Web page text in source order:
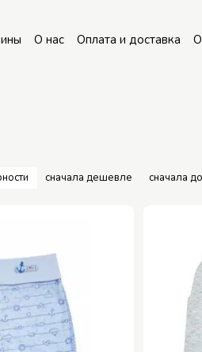
О нас Оплата и доставка
сначала дешевле сначала